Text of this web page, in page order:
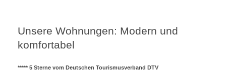
Unsere Wohnungen: Modern und
komfortabel
***** 5 Sterne vom Deutschen Tourismusverband DTV